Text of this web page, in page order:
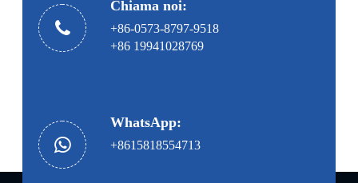
Chiama noi:
+86-0573-8797-9518
+86 19941028769
WhatsApp:
+8615818554713